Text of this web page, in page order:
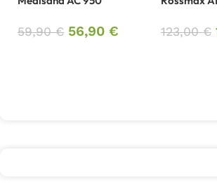
59,90€ 56,90 € 123,00€